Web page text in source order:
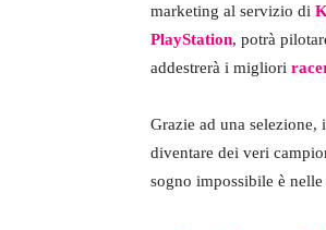
marketing al servizio di
PlayStation, potrà
addestrerà i migliori
Grazie ad una
diventare dei veri
sogno impossibile è